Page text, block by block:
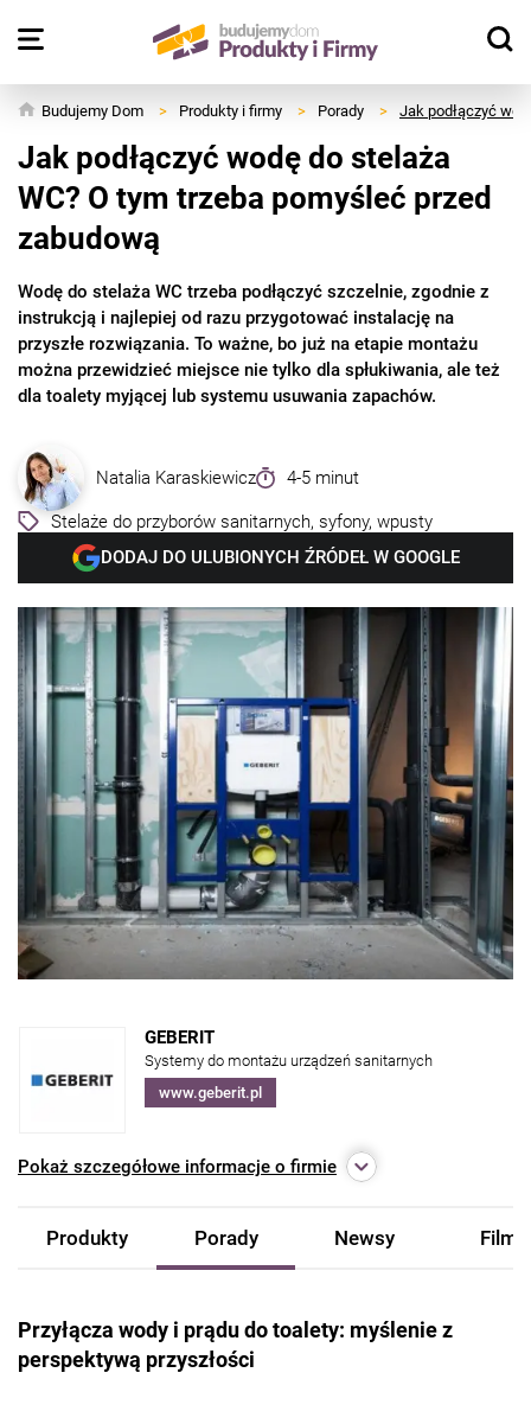
Budujemy Dom > Produkty i firmy > Porady > Jak podłączyć
Jak podłączyć wodę do stelaża
WC? O tym trzeba pomyśleć przed
zabudową
Wodę do stelaża WC trzeba podłączyć szczelnie, zgodnie z
instrukcją i najlepiej od razu przygotować instalację na
przyszłe rozwiązania. To ważne, bo już na etapie montażu
można przewidzieć miejsce nie tylko dla spłukiwania, ale też
dla toalety myjącej lub systemu usuwania zapachów.
Natalia Karaskiewicz 4-5 minut
Stelaże do przyborów sanitarnych, syfony, wpusty
DODAJ DO ULUBIONYCH ŹRÓDEŁ W GOOGLE
GEBERIT
Systemy do montażu urządzeń sanitarnych
www.geberit.pl
Pokaż szczegółowe informacje o firmie
Produkty Porady Newsy Filmy
Przyłącza wody i prądu do toalety: myślenie z
perspektywą przyszłości